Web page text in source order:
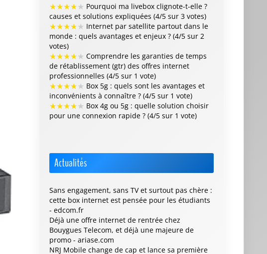
★★★★★ Pourquoi ma livebox clignote-t-elle ?
causes et solutions expliquées (4/5 sur 3 votes)
★★★★★ Internet par satellite partout dans le
monde : quels avantages et enjeux ? (4/5 sur 2
votes)
★★★★★ Comprendre les garanties de temps
de rétablissement (gtr) des offres internet
professionnelles (4/5 sur 1 vote)
★★★★★ Box 5g : quels sont les avantages et
inconvénients à connaître ? (4/5 sur 1 vote)
★★★★★ Box 4g ou 5g : quelle solution choisir
pour une connexion rapide ? (4/5 sur 1 vote)
Actualités
Sans engagement, sans TV et surtout pas chère :
cette box internet est pensée pour les étudiants
- edcom.fr
Déjà une offre internet de rentrée chez
Bouygues Telecom, et déjà une majeure de
promo - ariase.com
NRJ Mobile change de cap et lance sa première